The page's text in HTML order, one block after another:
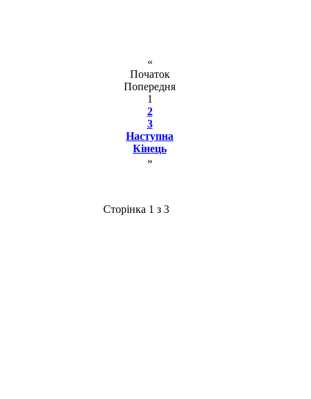
«
Початок
Попередня
1
2
3
Наступна
Кінець
»
Сторінка 1 з 3